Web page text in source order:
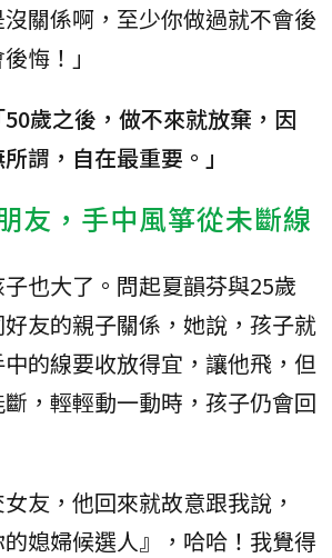
關係啊，至少你做過就不會後
悔！」
歲之後，做不來就放棄，因
謂，自在最重要。」
友，手中風箏從未斷線
也大了。問起夏韻芬與25歲
友的親子關係，她說，孩子就
的線要收放得宜，讓他飛，但
，輕輕動一動時，孩子仍會回
女友，他回來就故意跟我說，
的媳婦候選人』，哈哈！我覺得